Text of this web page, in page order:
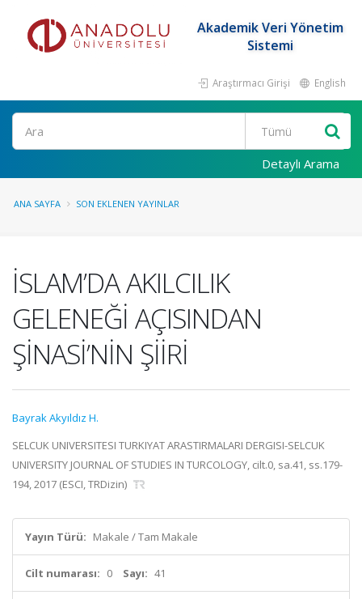
Akademik Veri Yönetim
Sistemi
Araştırmacı Girişi English
Ara
Detaylı Arama
ANA SAYFA SON EKLENEN YAYINLAR
İSLAM’DA AKILCILIK
GELENEĞİ AÇISINDAN
ŞİNASİ’NİN ŞİİRİ
Bayrak Akyıldız H.
SELCUK UNIVERSITESI TURKIYAT ARASTIRMALARI DERGISI-SELCUK
UNIVERSITY JOURNAL OF STUDIES IN TURCOLOGY, cilt.0, sa.41, ss.179-
194, 2017 (ESCI, TRDizin)
Yayın Türü: Makale / Tam Makale
Cilt numarası: 0 Sayı: 41